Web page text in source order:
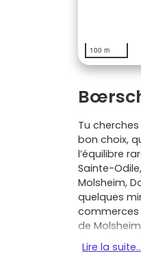
100 m
Tu cherches
bon choix,
l’équilibre
Sainte-
Molsheim,
quelques
commerces
de
de notaire
Lire la suite...